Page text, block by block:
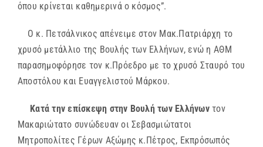
όπου κρίνεται καθημερινά ο κόσμος”.
Ο κ. Πετσάλνικος απένειμε στον Μακ.Πατριάρχη το
χρυσό μετάλλιο της Βουλής των Ελλήνων, ενώ η ΑΘΜ
παρασημοφόρησε τον κ.Πρόεδρο με το χρυσό Σταυρό του
Αποστόλου και Ευαγγελιστού Μάρκου.
Κατά την επίσκεψη στην Βουλή των Ελλήνωντον
Μακαριώτατο συνώδευαν οι Σεβασμιώτατοι
Μητροπολίτες Γέρων Αξώμης κ.Πέτρος, Εκπρόσωπός